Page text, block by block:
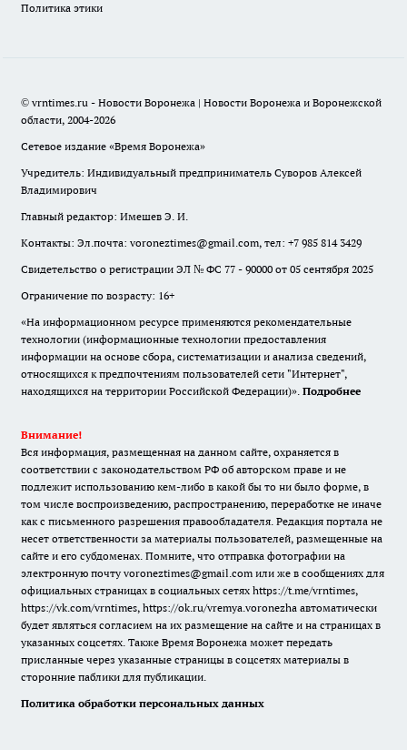
Политика этики
© vrntimes.ru - Новости Воронежа | Новости Воронежа и Воронежской
области, 2004-2026
Сетевое издание «Время Воронежа»
Учредитель: Индивидуальный предприниматель Суворов Алексей
Владимирович
Главный редактор: Имешев Э. И.
Контакты: Эл.почта: voroneztimes@gmail.com, тел: +7 985 814 3429
Свидетельство о регистрации ЭЛ № ФС 77 - 90000 от 05 сентября 2025
Ограничение по возрасту: 16+
«На информационном ресурсе применяются рекомендательные
технологии (информационные технологии предоставления
информации на основе сбора, систематизации и анализа сведений,
относящихся к предпочтениям пользователей сети "Интернет",
находящихся на территории Российской Федерации)». Подробнее
Внимание!
Вся информация, размещенная на данном сайте, охраняется в
соответствии с законодательством РФ об авторском праве и не
подлежит использованию кем-либо в какой бы то ни было форме, в
том числе воспроизведению, распространению, переработке не иначе
как с письменного разрешения правообладателя. Редакция портала не
несет ответственности за материалы пользователей, размещенные на
сайте и его субдоменах. Помните, что отправка фотографии на
электронную почту voroneztimes@gmail.com или же в сообщениях для
официальных страницах в социальных сетях https://t.me/vrntimes,
https://vk.com/vrntimes, https://ok.ru/vremya.voronezha автоматически
будет являться согласием на их размещение на сайте и на страницах в
указанных соцсетях. Также Время Воронежа может передать
присланные через указанные страницы в соцсетях материалы в
сторонние паблики для публикации.
Политика обработки персональных данных